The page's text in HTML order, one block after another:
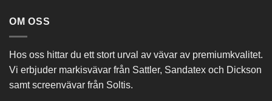
OM OSS
Hos oss hittar du ett stort urval av vävar av premiumkvalitet.
Vi erbjuder markisvävar från Sattler, Sandatex och Dickson
samt screenvävar från Soltis.